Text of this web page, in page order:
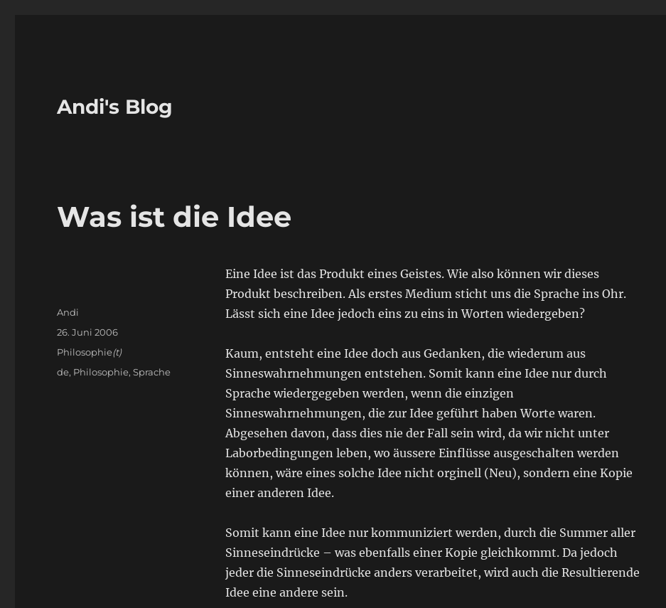
Andi's Blog
Was ist die Idee
Eine Idee ist das Produkt eines Geistes. Wie also können wir dieses
Produkt beschreiben. Als erstes Medium sticht uns die Sprache ins Ohr.
Lässt sich eine Idee jedoch eins zu eins in Worten wiedergeben?
Kaum, entsteht eine Idee doch aus Gedanken, die wiederum aus
Sinneswahrnehmungen entstehen. Somit kann eine Idee nur durch
Sprache wiedergegeben werden, wenn die einzigen
Sinneswahrnehmungen, die zur Idee geführt haben Worte waren.
Abgesehen davon, dass dies nie der Fall sein wird, da wir nicht unter
Laborbedingungen leben, wo äussere Einflüsse ausgeschalten werden
können, wäre eines solche Idee nicht orginell (Neu), sondern eine Kopie
einer anderen Idee.
Somit kann eine Idee nur kommuniziert werden, durch die Summer aller
Sinneseindrücke – was ebenfalls einer Kopie gleichkommt. Da jedoch
jeder die Sinneseindrücke anders verarbeitet, wird auch die Resultierende
Idee eine andere sein.
Autor
Andi
Veröffentlicht
am
26. Juni 2006
Kategorien
Philosophie(t)
Schlagwörter
de, Philosophie,Sprache